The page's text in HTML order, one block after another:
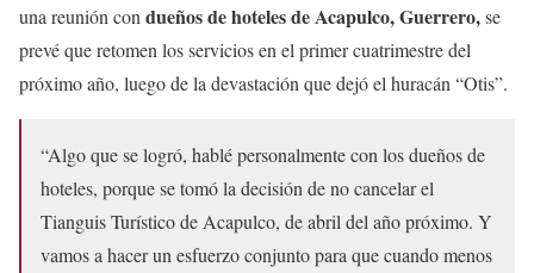
una reunión con dueños de hoteles de Acapulco, Guerrero,se
prevé que retomen los servicios en el primer cuatrimestre del
próximo año, luego de la devastación que dejó el huracán “Otis”.
“Algo que se logró, hablé personalmente con los dueños de
hoteles, porque se tomó la decisión de no cancelar el
Tianguis Turístico de Acapulco, de abril del año próximo. Y
vamos a hacer un esfuerzo conjunto para que cuando menos